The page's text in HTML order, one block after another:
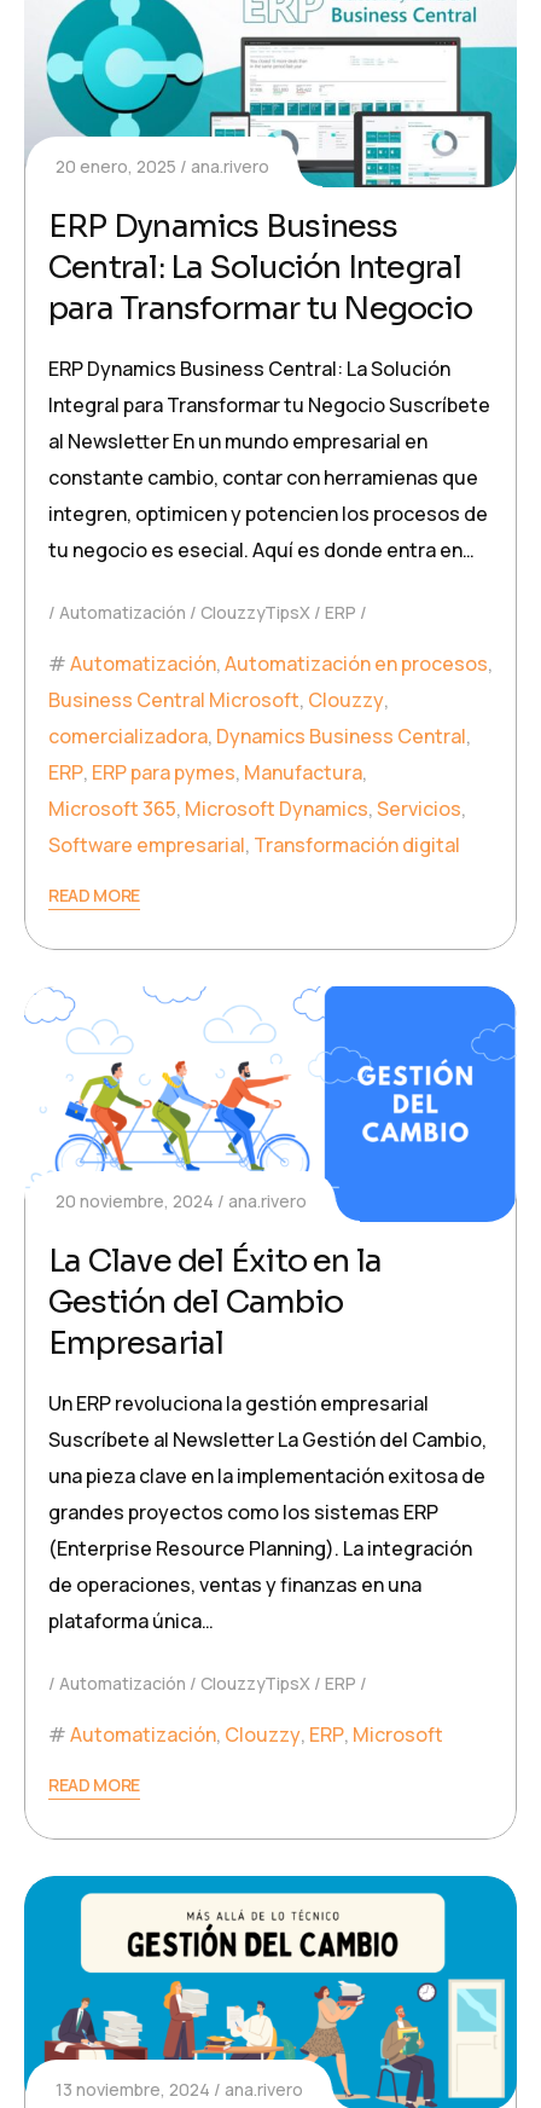
20 enero, 2025 ana.rivero
ERP Dynamics Business
Central: La Solución Integral
para Transformar tu Negocio
ERP Dynamics Business Central: La Solución
Integral para Transformar tu Negocio Suscríbete
al Newsletter En un mundo empresarial en
constante cambio, contar con herramienas que
integren, optimicen y potencien los procesos de
tu negocio es esecial. Aquí es donde entra en…
Automatización ClouzzyTipsX ERP
Automatización,Automatización en procesos,
Business Central Microsoft, Clouzzy,
comercializadora, Dynamics Business Central,
ERP, ERP para pymes, Manufactura,
Microsoft 365, Microsoft Dynamics,Servicios,
Software empresarial, Transformación digital
READ MORE
20 noviembre, 2024 ana.rivero
La Clave del Éxito en la
Gestión del Cambio
Empresarial
Un ERP revoluciona la gestión empresarial
Suscríbete al Newsletter La Gestión del Cambio,
una pieza clave en la implementación exitosa de
grandes proyectos como los sistemas ERP
(Enterprise Resource Planning). La integración
de operaciones, ventas y finanzas en una
plataforma única…
Automatización ClouzzyTipsX ERP
Automatización, Clouzzy, ERP, Microsoft
READ MORE
13 noviembre, 2024 ana.rivero